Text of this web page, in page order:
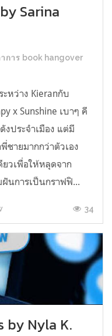
Sarina
การ book hangover
ะหว่าง Kieranกับ
x Sunshine เบาๆ คี
งประจำเมือง แต่มี
ชายมากกว่าตัวเอง
วเพื่อให้หลุดจาก
นการเป็นกราฟฟิ...
34
by Nyla K.